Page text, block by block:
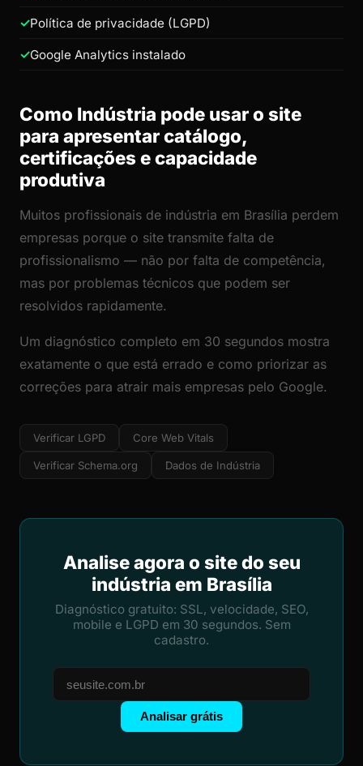
Política de privacidade (LGPD)
Google Analytics instalado
Como Indústria pode usar o site
para apresentar catálogo,
certificações e capacidade
produtiva
Muitos profissionais de indústria em Brasília perdem
empresas porque o site transmite falta de
profissionalismo — não por falta de competência,
mas por problemas técnicos que podem ser
resolvidos rapidamente.
Um diagnóstico completo em 30 segundos mostra
exatamente o que está errado e como priorizar as
correções para atrair mais empresas pelo Google.
Verificar LGPD Core Web Vitals
Verificar Schema.org Dados de Indústria
Analise agora o site do seu
indústria em Brasília
Diagnóstico gratuito: SSL, velocidade, SEO,
mobile e LGPD em 30 segundos. Sem
cadastro.
Analisar grátis